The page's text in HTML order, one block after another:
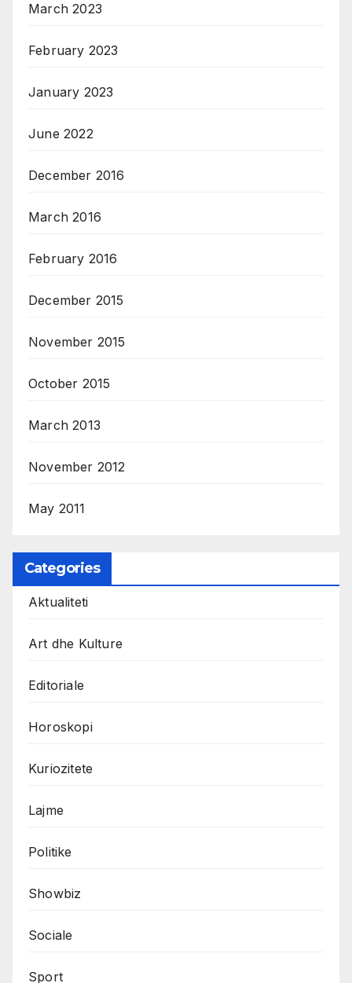
March 2023
February 2023
January 2023
June 2022
December 2016
March 2016
February 2016
December 2015
November 2015
October 2015
March 2013
November 2012
May 2011
Categories
Aktualiteti
Art dhe Kulture
Editoriale
Horoskopi
Kuriozitete
Lajme
Politike
Showbiz
Sociale
Sport